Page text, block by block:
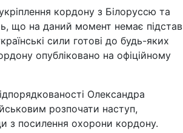
кордону з Білоруссю та
що на даний момент немає підстав
сили готові до будь-яких
опубліковано на офіційному
Олександра
розпочати наступ,
з посилення охорони кордону.